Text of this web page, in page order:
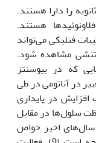
را دارا هستند.
هستند.
فنلیکی می‌تواند
مشاهده شود.
که در بیوسنتز
در آناتومی در طی
افزایش در پایداری
سلول‌ها در مقابل
اخیر خواص